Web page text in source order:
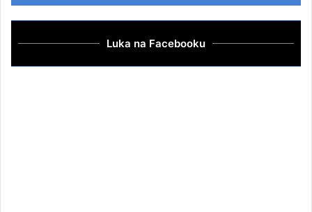
Luka na Facebooku